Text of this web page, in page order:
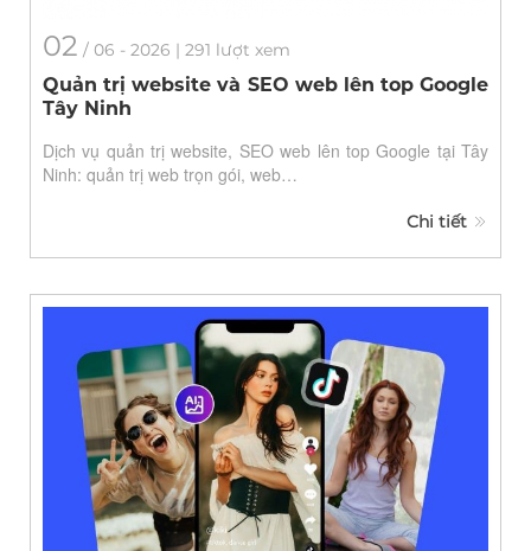
02 / 06 - 2026 | 291 lượt xem
Quản trị website và SEO web lên top Google
Tây Ninh
Dịch vụ quản trị website, SEO web lên top Google tại Tây
Ninh: quản trị web trọn gói, web…
Chi tiết